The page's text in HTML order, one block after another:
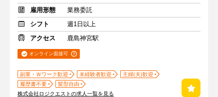
雇用形態
業務委託
シフト
週1日以上
アクセス
鹿島神宮駅
オンライン面接可
副業・Ｗワーク歓迎 未経験者歓迎
主婦(夫)歓迎
履歴書不要
髪型自由
株式会社ロジクエストの求人一覧を見る